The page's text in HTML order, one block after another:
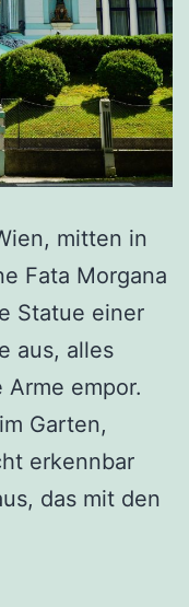
mitten in
Fata Morgana
Statue einer
aus, alles
empor.
Garten,
erkennbar
das mit den